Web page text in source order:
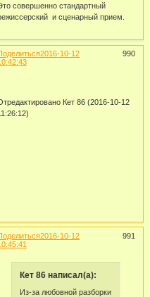
совершенно стандартный
и сценарный прием.
990
2016-10-12
Кет 86 (2016-10-12
991
2016-10-12
Кет 86 написал(а):
Из-за любовной разборки